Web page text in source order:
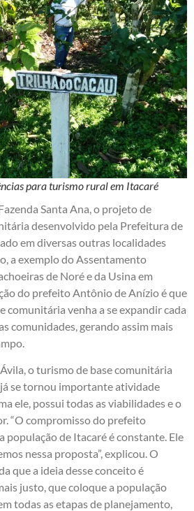
para turismo rural em Itacaré
Santa Ana, o projeto de
desenvolvido pela Prefeitura de
em diversas outras localidades
a exemplo do Assentamento
de Noré e da Usina em
do prefeito Antônio de Anízio é que
comunitária venha a se expandir cada
comunidades, gerando assim mais
o turismo de base comunitária
se tornou importante atividade
ele, possui todas as viabilidades e o
“O compromisso do prefeito
população de Itacaré é constante. Ele
nessa proposta”, explicou. O
que a ideia desse conceito é
justo, que coloque a população
todas as etapas de planejamento,